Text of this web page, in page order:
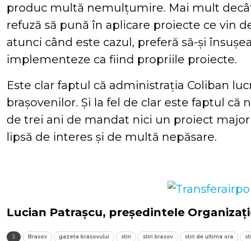
produc multă nemulțumire. Mai mult
refuză să pună în aplicare proiecte ce vin
atunci când este cazul, preferă să-și
implementeze ca fiind propriile proiecte.
Este clar faptul că administrația Coliban
brașovenilor. Și la fel de clar este faptul
de trei ani de mandat nici un proiect
lipsă de interes și de multă nepăsare.
Lucian Patrașcu, președintele
Brasov gazeta brasovului stiri stiri brasov stiri de ultima ora